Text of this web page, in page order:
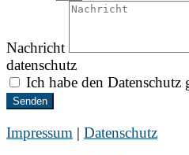
Nachricht
datenschutz
Ich habe den Datenschutz
Senden
Impressum | Datenschutz